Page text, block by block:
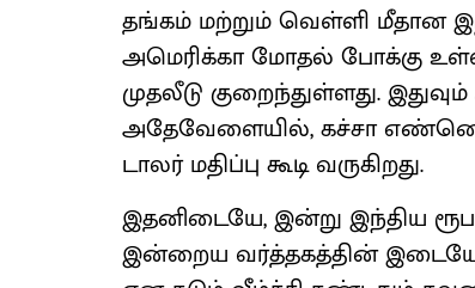
தங்​கம் மற்​றும் வெள்ளி மீதான
அமெரிக்கா மோதல் போக்கு
முதலீடு குறைந்துள்ளது.
அதேவேளையில், கச்சா
டாலர் மதிப்பு கூடி வருகிறது.
இதனிடையே, இன்று இந்திய
இன்றைய வர்த்தகத்தின் இடையே